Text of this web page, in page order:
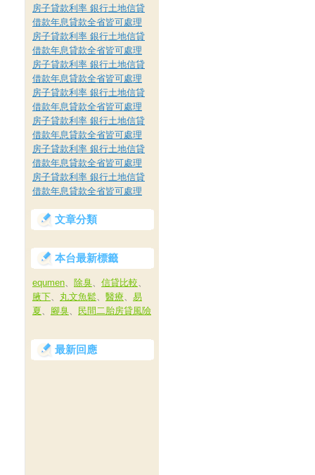
房子貸款利率 銀行土地信貸
借款年息貸款全省皆可處理
房子貸款利率 銀行土地信貸
借款年息貸款全省皆可處理
房子貸款利率 銀行土地信貸
借款年息貸款全省皆可處理
房子貸款利率 銀行土地信貸
借款年息貸款全省皆可處理
房子貸款利率 銀行土地信貸
借款年息貸款全省皆可處理
房子貸款利率 銀行土地信貸
借款年息貸款全省皆可處理
房子貸款利率 銀行土地信貸
借款年息貸款全省皆可處理
文章分類
本台最新標籤
equmen、 除臭、 信貸比較、
腋下、 丸文魚鬆、 醫療、 易
夏、 腳臭、 民間二胎房貸風險
最新回應